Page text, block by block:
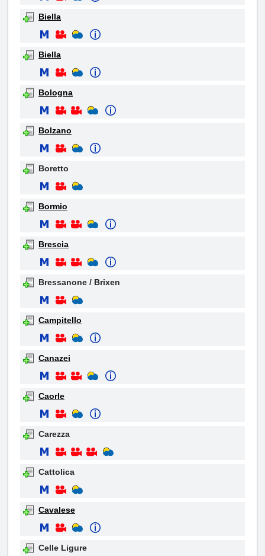
Biella
Biella
Bologna
Bolzano
Boretto
Bormio
Brescia
Bressanone / Brixen
Campitello
Canazei
Caorle
Carezza
Cattolica
Cavalese
Celle Ligure